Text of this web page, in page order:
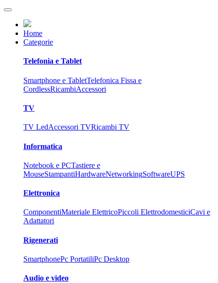
Home
Categorie
Telefonia e Tablet
Smartphone e TabletTelefonica Fissa e
CordlessRicambiAccessori
TV
TV LedAccessori TVRicambi TV
Informatica
Notebook e PCTastiere e
MouseStampantiHardwareNetworkingSoftwareUPS
Elettronica
ComponentiMateriale ElettricoPiccoli ElettrodomesticiCavi e
Adattatori
Rigenerati
SmartphonePc PortatiliPc Desktop
Audio e video